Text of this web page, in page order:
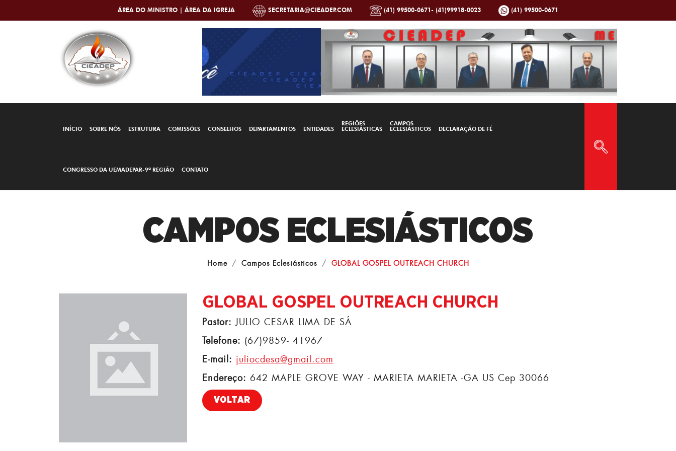
ÁREA DO MINISTRO | ÁREA DA IGREJA SECRETARIA@CIEADEP.COM (41) 99500-0671- (41)99918-0023 (41) 99500-0671
INÍCIO SOBRE NÓS ESTRUTURA COMISSÕES CONSELHOS DEPARTAMENTOS ENTIDADES
REGIÕES
ECLESIÁSTICAS
CAMPOS
ECLESIÁSTICOS DECLARAÇÃO DE FÉ
CONGRESSO DA UEMADEPAR-9ª REGIÃO CONTATO
CAMPOS ECLESIÁSTICOS
Home Campos Eclesiásticos GLOBAL GOSPEL OUTREACH CHURCH
GLOBAL GOSPEL OUTREACH CHURCH
Pastor: JULIO CESAR LIMA DE SÁ
Telefone: (67)9859- 41967
E-mail: juliocdesa@gmail.com
Endereço: 642 MAPLE GROVE WAY - MARIETA MARIETA -GA US Cep 30066
VOLTAR